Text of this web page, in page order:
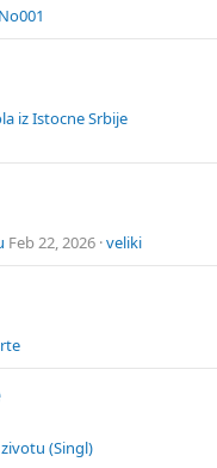
No001
iz Istocne Srbije
Feb 22, 2026 veliki
(Singl)